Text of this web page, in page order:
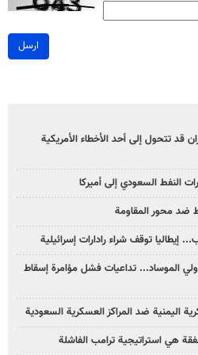
ارسل
قد تتحول إلى أحد الأخطاء الأمريكية
النفط السعودي إلى أميركا
ضد محور المقاومة
إيطاليا توقف شراء رادارات إسرائيلية
الموساد... تداعيات فشل مؤامرة إسقاط
اليمنية ضد المراكز العسكرية السعودية
هي استراتيجية ترامب الفاشلة